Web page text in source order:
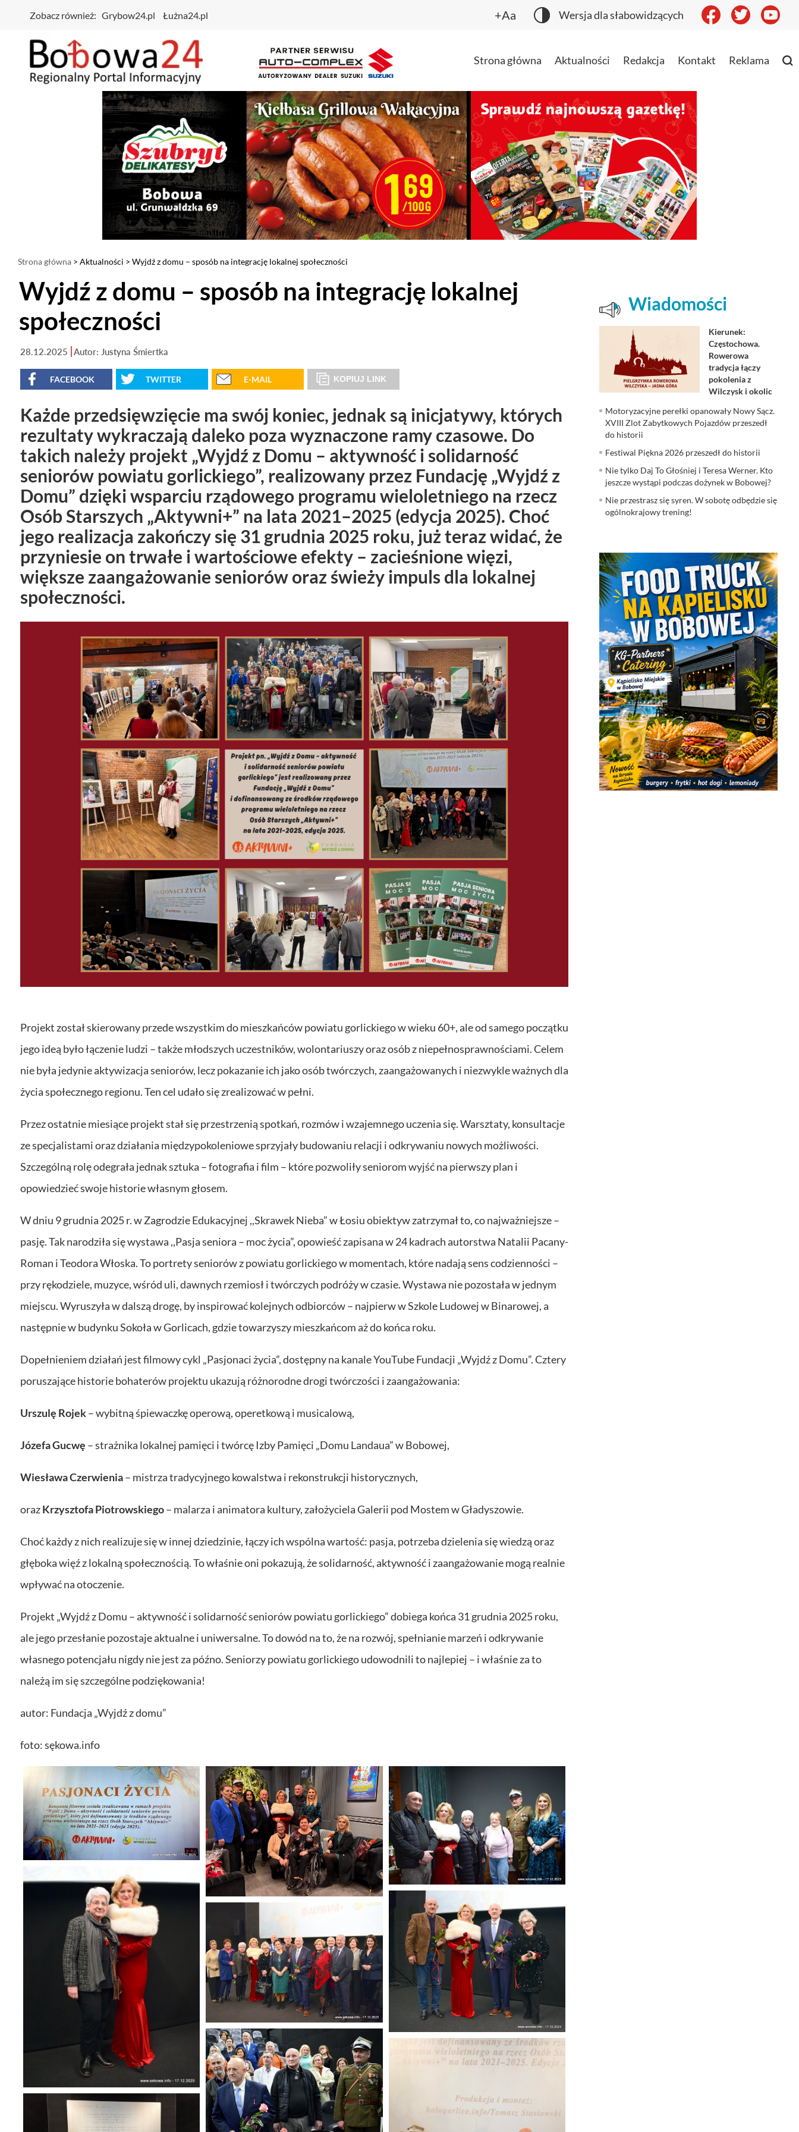
Zobacz również: Grybow24.pl Łużna24.pl +Aa Wersja dla słabowidzących
Strona główna Aktualności Redakcja Kontakt Reklama
Strona główna > Aktualności > Wyjdź z domu – sposób na integrację lokalnej społeczności
Wyjdź z domu – sposób na integrację lokalnej
społeczności
28.12.2025 Autor: Justyna Śmiertka
FACEBOOK TWITTER E-MAIL KOPIUJ LINK
Każde przedsięwzięcie ma swój koniec, jednak są inicjatywy, których
rezultaty wykraczają daleko poza wyznaczone ramy czasowe. Do
takich należy projekt „Wyjdź z Domu – aktywność i solidarność
seniorów powiatu gorlickiego”, realizowany przez Fundację „Wyjdź z
Domu” dzięki wsparciu rządowego programu wieloletniego na rzecz
Osób Starszych „Aktywni+” na lata 2021–2025 (edycja 2025). Choć
jego realizacja zakończy się 31 grudnia 2025 roku, już teraz widać, że
przyniesie on trwałe i wartościowe efekty – zacieśnione więzi,
większe zaangażowanie seniorów oraz świeży impuls dla lokalnej
społeczności.
Projekt został skierowany przede wszystkim do mieszkańców powiatu gorlickiego w wieku 60+, ale od samego początku
jego ideą było łączenie ludzi – także młodszych uczestników, wolontariuszy oraz osób z niepełnosprawnościami. Celem
nie była jedynie aktywizacja seniorów, lecz pokazanie ich jako osób twórczych, zaangażowanych i niezwykle ważnych dla
życia społecznego regionu. Ten cel udało się zrealizować w pełni.
Przez ostatnie miesiące projekt stał się przestrzenią spotkań, rozmów i wzajemnego uczenia się. Warsztaty, konsultacje
ze specjalistami oraz działania międzypokoleniowe sprzyjały budowaniu relacji i odkrywaniu nowych możliwości.
Szczególną rolę odegrała jednak sztuka – fotografia i film – które pozwoliły seniorom wyjść na pierwszy plan i
opowiedzieć swoje historie własnym głosem.
W dniu 9 grudnia 2025 r. w Zagrodzie Edukacyjnej ,,Skrawek Nieba” w Łosiu obiektyw zatrzymał to, co najważniejsze –
pasję. Tak narodziła się wystawa ,,Pasja seniora – moc życia”, opowieść zapisana w 24 kadrach autorstwa Natalii Pacany-
Roman i Teodora Włoska. To portrety seniorów z powiatu gorlickiego w momentach, które nadają sens codzienności –
przy rękodziele, muzyce, wśród uli, dawnych rzemiosł i twórczych podróży w czasie. Wystawa nie pozostała w jednym
miejscu. Wyruszyła w dalszą drogę, by inspirować kolejnych odbiorców – najpierw w Szkole Ludowej w Binarowej, a
następnie w budynku Sokoła w Gorlicach, gdzie towarzyszy mieszkańcom aż do końca roku.
Dopełnieniem działań jest filmowy cykl „Pasjonaci życia”, dostępny na kanale YouTube Fundacji „Wyjdź z Domu”. Cztery
poruszające historie bohaterów projektu ukazują różnorodne drogi twórczości i zaangażowania:
Urszulę Rojek– wybitną śpiewaczkę operową, operetkową i musicalową,
Józefa Gucwę – strażnika lokalnej pamięci i twórcę Izby Pamięci „Domu Landaua” w Bobowej,
Wiesława Czerwienia– mistrza tradycyjnego kowalstwa i rekonstrukcji historycznych,
orazKrzysztofa Piotrowskiego– malarza i animatora kultury, założyciela Galerii pod Mostem w Gładyszowie.
Choć każdy z nich realizuje się w innej dziedzinie, łączy ich wspólna wartość: pasja, potrzeba dzielenia się wiedzą oraz
głęboka więź z lokalną społecznością. To właśnie oni pokazują, że solidarność, aktywność i zaangażowanie mogą realnie
wpływać na otoczenie.
Projekt „Wyjdź z Domu – aktywność i solidarność seniorów powiatu gorlickiego” dobiega końca 31 grudnia 2025 roku,
ale jego przesłanie pozostaje aktualne i uniwersalne. To dowód na to, że na rozwój, spełnianie marzeń i odkrywanie
własnego potencjału nigdy nie jest za późno. Seniorzy powiatu gorlickiego udowodnili to najlepiej – i właśnie za to
należą im się szczególne podziękowania!
autor: Fundacja „Wyjdź z domu”
foto: sękowa.info
Wiadomości
Kierunek:
Częstochowa.
Rowerowa
tradycja łączy
pokolenia z
Wilczysk i okolic
Motoryzacyjne perełki opanowały Nowy Sącz.
XVIII Zlot Zabytkowych Pojazdów przeszedł
do historii
Festiwal Piękna 2026 przeszedł do historii
Nie tylko Daj To Głośniej i Teresa Werner. Kto
jeszcze wystąpi podczas dożynek w Bobowej?
Nie przestrasz się syren. W sobotę odbędzie się
ogólnokrajowy trening!